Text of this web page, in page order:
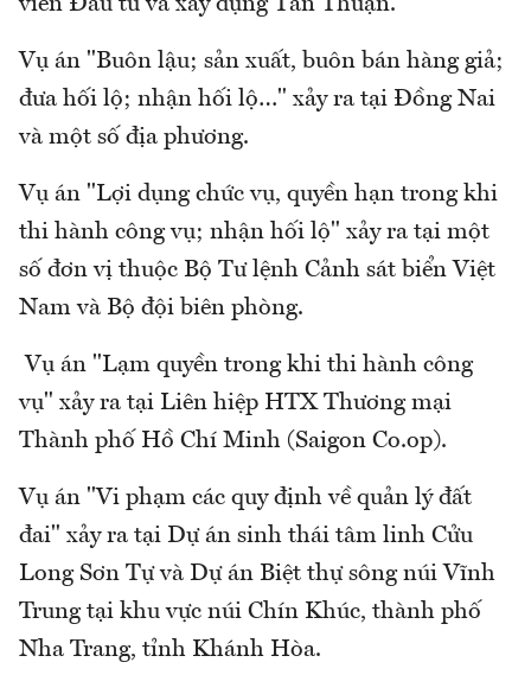
viên Đầu tư và xây dựng Tân Thuận.
Vụ án "Buôn lậu; sản xuất, buôn bán hàng giả;
đưa hối lộ; nhận hối lộ…" xảy ra tại Đồng Nai
và một số địa phương.
Vụ án "Lợi dụng chức vụ, quyền hạn trong khi
thi hành công vụ; nhận hối lộ" xảy ra tại một
số đơn vị thuộc Bộ Tư lệnh Cảnh sát biển Việt
Nam và Bộ đội biên phòng.
Vụ án "Lạm quyền trong khi thi hành công
vụ" xảy ra tại Liên hiệp HTX Thương mại
Thành phố Hồ Chí Minh (Saigon Co.op).
Vụ án "Vi phạm các quy định về quản lý đất
đai" xảy ra tại Dự án sinh thái tâm linh Cửu
Long Sơn Tự và Dự án Biệt thự sông núi Vĩnh
Trung tại khu vực núi Chín Khúc, thành phố
Nha Trang, tỉnh Khánh Hòa.